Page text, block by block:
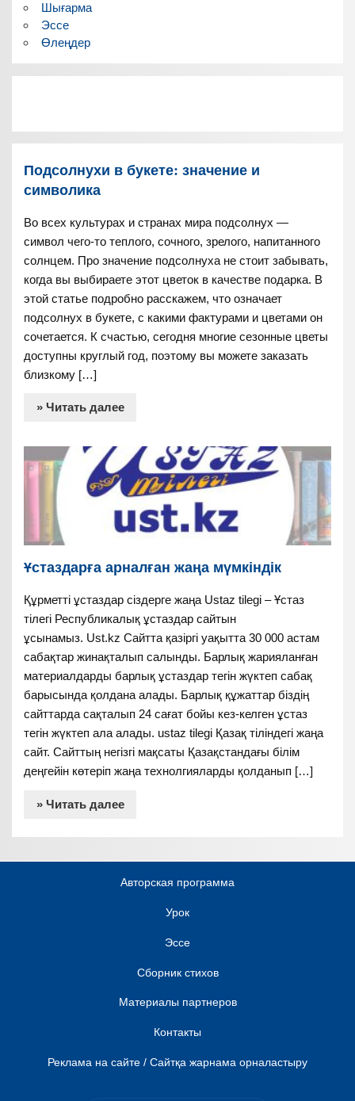
Шығарма
Эссе
Өлеңдер
Подсолнухи в букете: значение и
символика
Во всех культурах и странах мира подсолнух —
символ чего-то теплого, сочного, зрелого, напитанного
солнцем. Про значение подсолнуха не стоит забывать,
когда вы выбираете этот цветок в качестве подарка. В
этой статье подробно расскажем, что означает
подсолнух в букете, с какими фактурами и цветами он
сочетается. К счастью, сегодня многие сезонные цветы
доступны круглый год, поэтому вы можете заказать
близкому […]
» Читать далее
Ұстаздарға арналған жаңа мүмкіндік
Құрметті ұстаздар сіздерге жаңа Ustaz tilegi – Ұстаз
тілегі Республикалық ұстаздар сайтын
ұсынамыз. Ust.kz Сайтта қазіргі уақытта 30 000 астам
сабақтар жинақталып салынды. Барлық жарияланған
материалдарды барлық ұстаздар тегін жүктеп сабақ
барысында қолдана алады. Барлық құжаттар біздің
сайттарда сақталып 24 сағат бойы кез-келген ұстаз
тегін жүктеп ала алады. ustaz tilegi Қазақ тіліндегі жаңа
сайт. Сайттың негізгі мақсаты Қазақстандағы білім
деңгейін көтеріп жаңа технолгияларды қолданып […]
» Читать далее
Авторская программа
Урок
Эссе
Сборник стихов
Материалы партнеров
Контакты
Реклама на сайте / Сайтқа жарнама орналастыру